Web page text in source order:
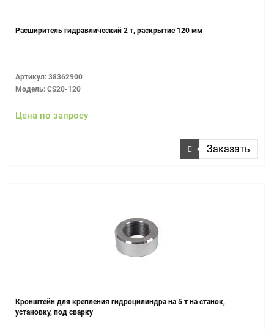
Расширитель гидравлический 2 т, раскрытие 120 мм
Артикул: 38362900
Модель: CS20-120
Цена по запросу
Заказать
Кронштейн для крепления гидроцилиндра на 5 т на станок,
установку, под сварку